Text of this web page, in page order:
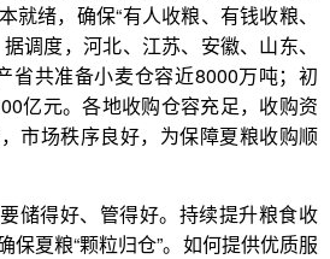
就绪，确保“有人收粮、有钱收粮、
调度，河北、江苏、安徽、山东、
省共准备小麦仓容近8000万吨；初
亿元。各地收购仓容充足，收购资
市场秩序良好，为保障夏粮收购顺
储得好、管得好。持续提升粮食收
保夏粮“颗粒归仓”。如何提供优质服